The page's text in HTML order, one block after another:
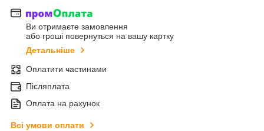
Ви отримаєте замовлення
або гроші повернуться на вашу картку
Детальніше
Оплатити частинами
Післяплата
Оплата на рахунок
Всі умови оплати